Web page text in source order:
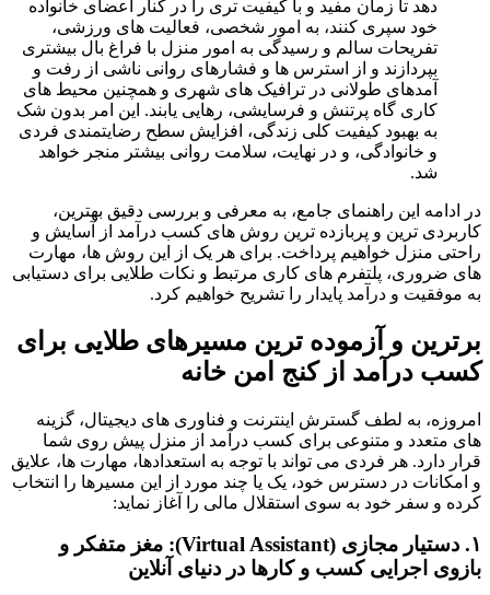
دهد تا زمان مفید و با کیفیت تری را در کنار اعضای خانواده
خود سپری کنند، به امور شخصی، فعالیت های ورزشی،
تفریحات سالم و رسیدگی به امور منزل با فراغ بال بیشتری
بپردازند و از استرس ها و فشارهای روانی ناشی از رفت و
آمدهای طولانی در ترافیک های شهری و همچنین محیط های
کاری گاه پرتنش و فرسایشی، رهایی یابند. این امر بدون شک
به بهبود کیفیت کلی زندگی، افزایش سطح رضایتمندی فردی
و خانوادگی، و در نهایت، سلامت روانی بیشتر منجر خواهد
شد.
در ادامه این راهنمای جامع، به معرفی و بررسی دقیق بهترین،
کاربردی ترین و پربازده ترین روش های کسب درآمد از آسایش و
راحتی منزل خواهیم پرداخت. برای هر یک از این روش ها، مهارت
های ضروری، پلتفرم های کاری مرتبط و نکات طلایی برای دستیابی
به موفقیت و درآمد پایدار را تشریح خواهیم کرد.
برترین و آزموده ترین مسیرهای طلایی برای
کسب درآمد از کنج امن خانه
امروزه، به لطف گسترش اینترنت و فناوری های دیجیتال، گزینه
های متعدد و متنوعی برای کسب درآمد از منزل پیش روی شما
قرار دارد. هر فردی می تواند با توجه به استعدادها، مهارت ها، علایق
و امکانات در دسترس خود، یک یا چند مورد از این مسیرها را انتخاب
کرده و سفر خود به سوی استقلال مالی را آغاز نماید:
۱. دستیار مجازی (Virtual Assistant): مغز متفکر و
بازوی اجرایی کسب و کارها در دنیای آنلاین